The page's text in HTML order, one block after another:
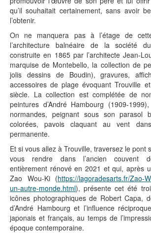
qu’il souhaitait certainement, sans avoir
l’obtenir.
On ne manquera pas à l’étage de
l’architecture balnéaire de la société
construite en 1865 par l’architecte Jean-
marquise de Montebello, la collection de
jolis dessins de Boudin), gravures,
accessoires de plage évoquant Trouville
siècle. La collection est complétée de
peintures d’André Hambourg (1909-
normandes, peignant sous son parasol
colorées, pavois claquant au vent
permanente.
Et si vous allez à Trouville, traversez le pont
vous rendre dans l’ancien couvent
entièrement rénové en 2021 et qui, après
Zao Wou-Ki (https://lagoradesarts.fr/Zao-
un-autre-monde.html), présente cet été
icônes photographiques de Robert Capa,
d’André Hambourg et l’influence
japonais et français, au temps de
époque contemporaine.